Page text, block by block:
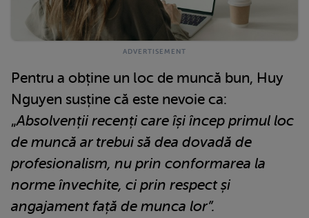
Pentru a obține un loc de muncă bun, Huy
Nguyen susține că este nevoie ca:
„Absolvenții recenți care își încep primul loc
de muncă ar trebui să dea dovadă de
profesionalism, nu prin conformarea la
norme învechite, ci prin respect și
angajament față de munca lor”.